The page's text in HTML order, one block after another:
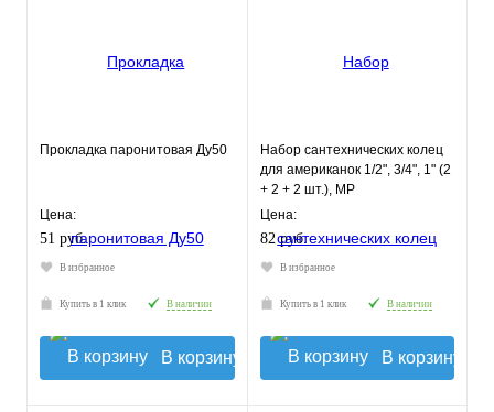
Прокладка паронитовая Ду50
Цена:
51 руб.
В избранное
Купить в 1 клик В наличии
В корзину
Набор сантехнических колец
для американок 1/2", 3/4", 1" (2
+ 2 + 2 шт.), MP
Цена:
82 руб.
В избранное
Купить в 1 клик В наличии
В корзину